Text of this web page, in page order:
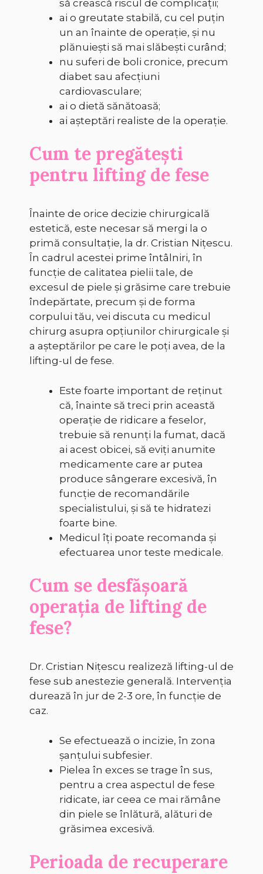
să crească riscul de complicații;
ai o greutate stabilă, cu cel puțin
un an înainte de operație, și nu
plănuiești să mai slăbești curând;
nu suferi de boli cronice, precum
diabet sau afecțiuni
cardiovasculare;
ai o dietă sănătoasă;
ai așteptări realiste de la operație.
Cum te pregătești
pentru lifting de fese
Înainte de orice decizie chirurgicală
estetică, este necesar să mergi la o
primă consultație, la dr. Cristian Nițescu.
În cadrul acestei prime întâlniri, în
funcție de calitatea pielii tale, de
excesul de piele și grăsime care trebuie
îndepărtate, precum și de forma
corpului tău, vei discuta cu medicul
chirurg asupra opțiunilor chirurgicale și
a așteptărilor pe care le poți avea, de la
lifting-ul de fese.
Este foarte important de reținut
că, înainte să treci prin această
operație de ridicare a feselor,
trebuie să renunți la fumat, dacă
ai acest obicei, să eviți anumite
medicamente care ar putea
produce sângerare excesivă, în
funcție de recomandările
specialistului, și să te hidratezi
foarte bine.
Medicul îți poate recomanda și
efectuarea unor teste medicale.
Cum se desfășoară
operația de lifting de
fese?
Dr. Cristian Nițescu realizeză lifting-ul de
fese sub anestezie generală. Intervenția
durează în jur de 2-3 ore, în funcție de
caz.
Se efectuează o incizie, în zona
șanțului subfesier.
Pielea în exces se trage în sus,
pentru a crea aspectul de fese
ridicate, iar ceea ce mai rămâne
din piele se înlătură, alături de
grăsimea excesivă.
Perioada de recuperare